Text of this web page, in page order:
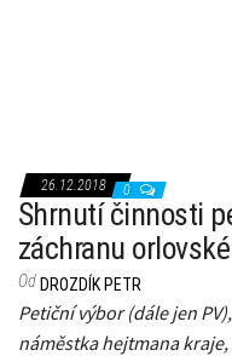
26.12.2018 0
Shrnutí činnosti
záchranu
Od DROZDÍK PETR
Petiční výbor (dále jen
náměstka hejtmana